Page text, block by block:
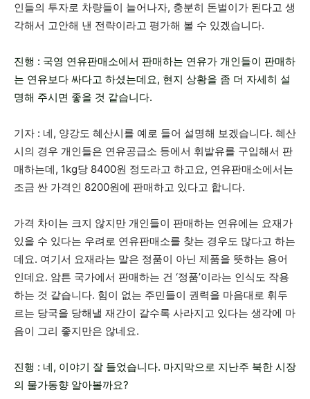
인들의 투자로 차량들이 늘어나자, 충분히 돈벌이가 된다고 생
각해서 고안해 낸 전략이라고 평가해 볼 수 있겠습니다.
진행 : 국영 연유판매소에서 판매하는 연유가 개인들이 판매하
는 연유보다 싸다고 하셨는데요, 현지 상황을 좀 더 자세히 설
명해 주시면 좋을 것 같습니다.
기자 : 네, 양강도 혜산시를 예로 들어 설명해 보겠습니다. 혜산
시의 경우 개인들은 연유공급소 등에서 휘발유를 구입해서 판
매하는데, 1kg당 8400원 정도라고 하고요, 연유판매소에서는
조금 싼 가격인 8200원에 판매하고 있다고 합니다.
가격 차이는 크지 않지만 개인들이 판매하는 연유에는 요재가
있을 수 있다는 우려로 연유판매소를 찾는 경우도 많다고 하는
데요. 여기서 요재라는 말은 정품이 아닌 제품을 뜻하는 용어
인데요. 암튼 국가에서 판매하는 건 ‘정품’이라는 인식도 작용
하는 것 같습니다. 힘이 없는 주민들이 권력을 마음대로 휘두
르는 당국을 당해낼 재간이 갈수록 사라지고 있다는 생각에 마
음이 그리 좋지만은 않네요.
진행 : 네, 이야기 잘 들었습니다. 마지막으로 지난주 북한 시장
의 물가동향 알아볼까요?